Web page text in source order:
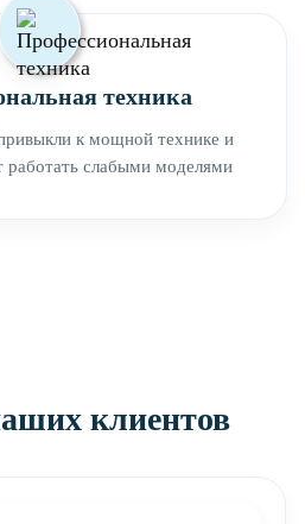
техника
к мощной технике и
работать слабыми моделями
клиентов